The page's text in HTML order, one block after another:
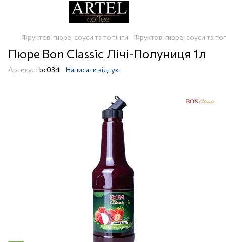
Фруктові пюре, соуси та топінги Фруктові пюре, соуси та
Пюре Bon Classic Лічі-Полуниця 1л
Артикул: bc034 Написати відгук